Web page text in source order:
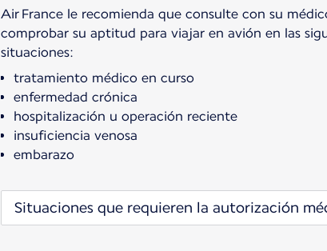
Air France le recomienda que consulte con su
comprobar su aptitud para viajar en avión en las
situaciones:
tratamiento médico en curso
enfermedad crónica
hospitalización u operación reciente
insuficiencia venosa
embarazo
Situaciones que requieren la autorización